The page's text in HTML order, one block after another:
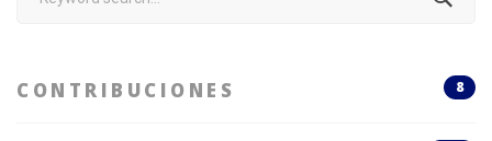
CONTRIBUCIONES 8